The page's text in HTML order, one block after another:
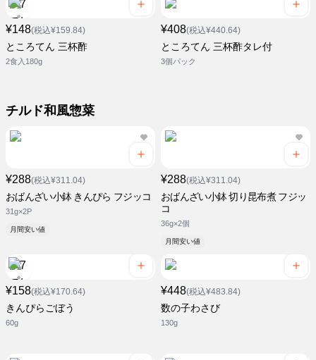
¥148(税込¥159.84)
ところてん 三杯酢
2食入180g
¥408(税込¥440.64)
ところてん 三杯酢タレ付
3個パック
チルド和風惣菜
¥288(税込¥311.04)
おばんざい小鉢 きんぴら フジッコ
31g×2P
月間安い値
¥288(税込¥311.04)
おばんざい小鉢 切り昆布煮 フジッ
コ
36g×2個
月間安い値
¥158(税込¥170.64)
きんぴらごぼう
60g
¥448(税込¥483.84)
数の子わさび
130g